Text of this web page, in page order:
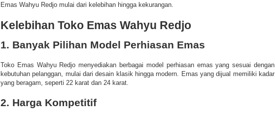
Emas Wahyu Redjo mulai dari kelebihan hingga kekurangan.
Kelebihan Toko Emas Wahyu Redjo
1. Banyak Pilihan Model Perhiasan Emas
Toko Emas Wahyu Redjo menyediakan berbagai model perhiasan emas yang sesuai dengan
kebutuhan pelanggan, mulai dari desain klasik hingga modern.
Emas yang dijual memiliki kadar
yang beragam, seperti 22 karat dan 24 karat.
2. Harga Kompetitif